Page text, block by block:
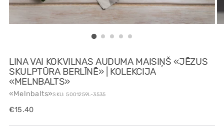
LINA VAI KOKVILNAS AUDUMA MAISIŅŠ «JĒZUS
SKULPTŪRA BERLĪNĒ» | KOLEKCIJA
«MELNBALTS»
«Melnbalts»SKU: 5001259L-3535
Regular
€15.40